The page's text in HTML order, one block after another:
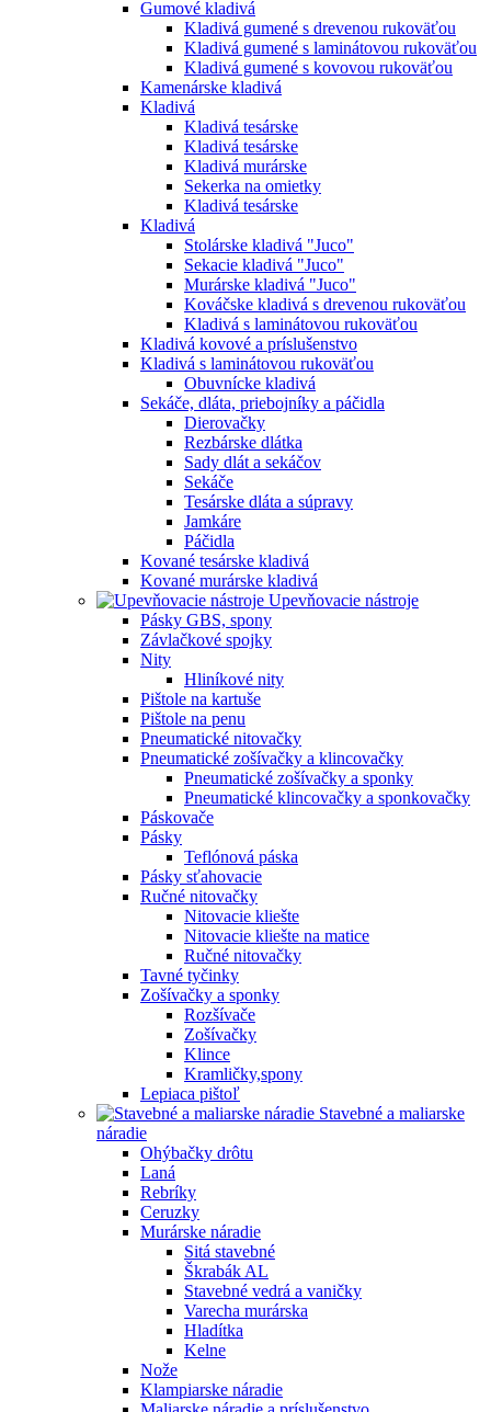
Gumové kladivá
Kladivá gumené s drevenou rukoväťou
Kladivá gumené s laminátovou rukoväťou
Kladivá gumené s kovovou rukoväťou
Kamenárske kladivá
Kladivá
Kladivá tesárske
Kladivá tesárske
Kladivá murárske
Sekerka na omietky
Kladivá tesárske
Kladivá
Stolárske kladivá "Juco"
Sekacie kladivá "Juco"
Murárske kladivá "Juco"
Kováčske kladivá s drevenou rukoväťou
Kladivá s laminátovou rukoväťou
Kladivá kovové a príslušenstvo
Kladivá s laminátovou rukoväťou
Obuvnícke kladivá
Sekáče, dláta, priebojníky a páčidla
Dierovačky
Rezbárske dlátka
Sady dlát a sekáčov
Sekáče
Tesárske dláta a súpravy
Jamkáre
Páčidla
Kované tesárske kladivá
Kované murárske kladivá
Upevňovacie nástroje
Pásky GBS, spony
Závlačkové spojky
Nity
Hliníkové nity
Pištole na kartuše
Pištole na penu
Pneumatické nitovačky
Pneumatické zošívačky a klincovačky
Pneumatické zošívačky a sponky
Pneumatické klincovačky a sponkovačky
Páskovače
Pásky
Teflónová páska
Pásky sťahovacie
Ručné nitovačky
Nitovacie kliešte
Nitovacie kliešte na matice
Ručné nitovačky
Tavné tyčinky
Zošívačky a sponky
Rozšívače
Zošívačky
Klince
Kramličky,spony
Lepiaca pištoľ
Stavebné a maliarske
náradie
Ohýbačky drôtu
Laná
Rebríky
Ceruzky
Murárske náradie
Sitá stavebné
Škrabák AL
Stavebné vedrá a vaničky
Varecha murárska
Hladítka
Kelne
Nože
Klampiarske náradie